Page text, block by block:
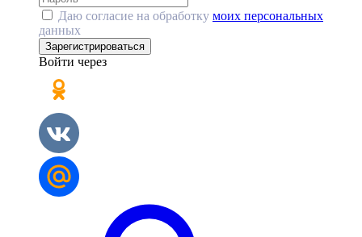
Даю согласие на обработку моих персональных
данных
Зарегистрироваться
Войти через